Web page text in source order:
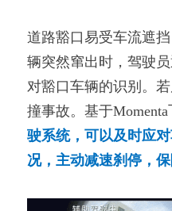
道路豁口易受车流遮
辆突然窜出时，驾驶
对豁口车辆的识别。
撞事故。基于
驶系统，可以及时应
况，主动减速刹停，保